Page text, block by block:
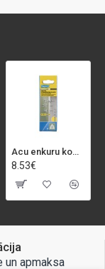
Acu enkuru komplekts, 3-13 mm, Rapid, 12 gab.
8.53€
un apmaksa